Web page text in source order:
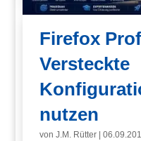
Firefox
Versteckte
nutzen
vonJ.M. Rütter |